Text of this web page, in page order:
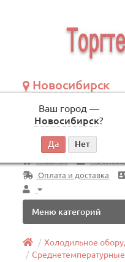
Новосибирск
Ваш город —
Новосибирск?
по будням, с 09:00 до 18:00
Везде
Главная
Оплата и доставка
Меню категорий
Холодильное
Среднетемпературные